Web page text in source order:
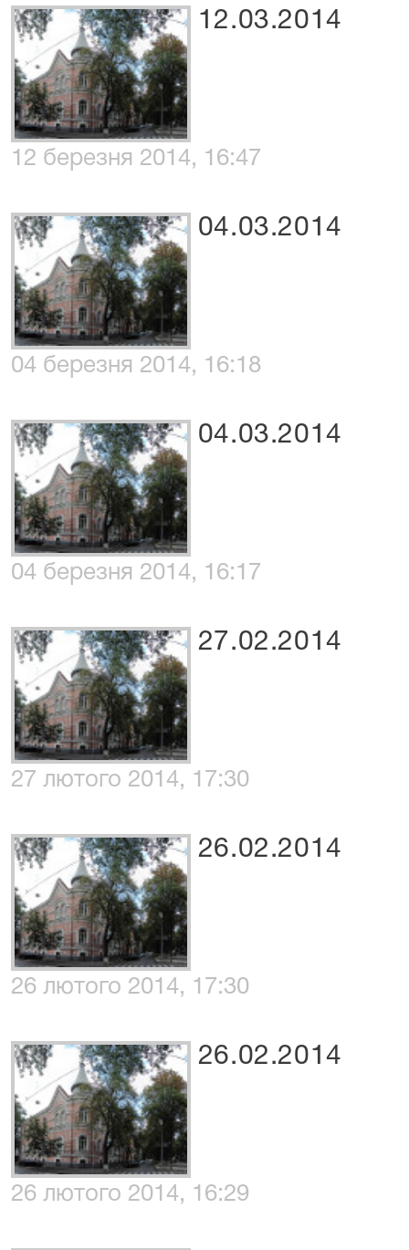
12.03.2014
12 березня 2014, 16:47
04.03.2014
04 березня 2014, 16:18
04.03.2014
04 березня 2014, 16:17
27.02.2014
27 лютого 2014, 17:30
26.02.2014
26 лютого 2014, 17:30
26.02.2014
26 лютого 2014, 16:29